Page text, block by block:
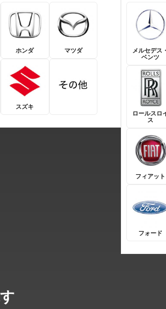
ホンダ マツダ
スズキ
メルセデス・
ベンツ
ロールスロ
ス
フィアット
フォード